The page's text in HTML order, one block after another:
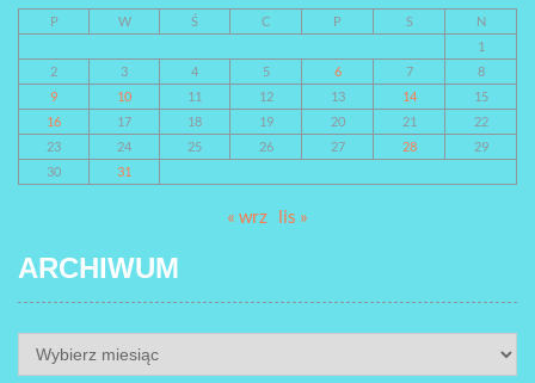
P W Ś C P S
N
1
2
3 4 5 6 7
8
9
10 11 12 13 14
15
16
17 18 19 20 21
22
23
24 25 26 27 28
29
30
31
« wrz lis »
ARCHIWUM
ARCHIWUM